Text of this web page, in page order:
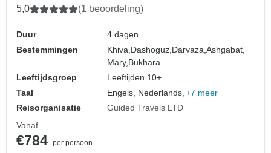
5,0 (1 beoordeling)
Duur
4 dagen
Bestemmingen
Khiva,Dashoguz,Darvaza,Ashgabat,
Mary,Bukhara
Leeftijdsgroep
Leeftijden 10+
Taal
Engels, Nederlands, +7 meer
Reisorganisatie
Guided Travels LTD
Vanaf
€784 per persoon